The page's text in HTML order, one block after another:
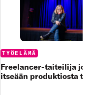
Categories:
TYÖELÄMÄ
Freelancer-taiteilija
itseään produktiosta